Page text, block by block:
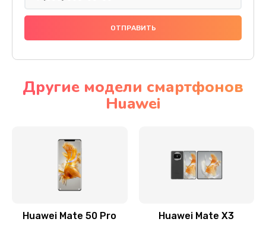
Заказать
Заказать
Замена микрофона
Другие модели смартфонов
Huawei
Huawei Mate 50 Pro Huawei Mate X3